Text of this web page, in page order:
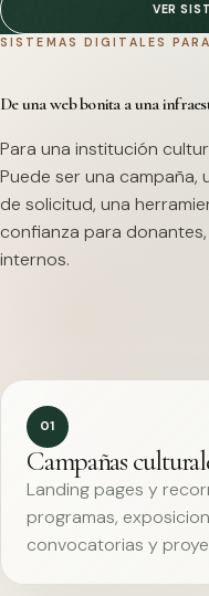
VER
SISTEMAS DIGITALES
De una web bonita a una
Para una institución
Puede ser una campaña,
de solicitud, una
confianza para
internos.
01
Campañas
Landing pages y
programas,
convocatorias y